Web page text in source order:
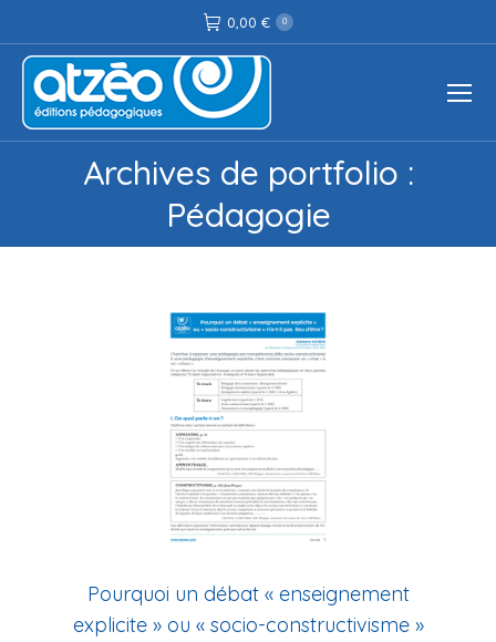
0,00 € 0
Archives de portfolio :
Pédagogie
Vous êtes ici :
Pourquoi un débat « enseignement
explicite » ou « socio-constructivisme »